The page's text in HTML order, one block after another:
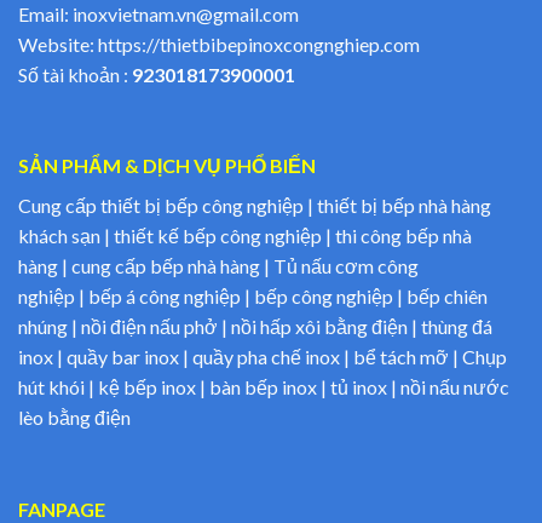
Email: inoxvietnam.vn@gmail.com
Website: https://thietbibepinoxcongnghiep.com
Số tài khoản : 923018173900001
SẢN PHẨM & DỊCH VỤ PHỔ BIẾN
Cung cấp thiết bị bếp công nghiệp | thiết bị bếp nhà hàng
khách sạn | thiết kế bếp công nghiệp | thi công bếp nhà
hàng | cung cấp bếp nhà hàng | Tủ nấu cơm công
nghiệp | bếp á công nghiệp | bếp công nghiệp | bếp chiên
nhúng | nồi điện nấu phở | nồi hấp xôi bằng điện | thùng đá
inox | quầy bar inox | quầy pha chế inox | bể tách mỡ | Chụp
hút khói | kệ bếp inox | bàn bếp inox | tủ inox | nồi nấu nước
lèo bằng điện
FANPAGE